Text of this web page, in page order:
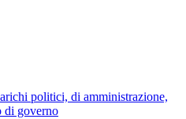
politici, di amministrazione,
di governo